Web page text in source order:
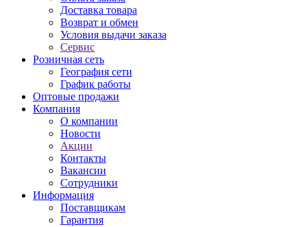
Доставка товара
Возврат и обмен
Условия выдачи заказа
Сервис
Розничная сеть
География сети
График работы
Оптовые продажи
Компания
О компании
Новости
Акции
Контакты
Вакансии
Сотрудники
Информация
Поставщикам
Гарантия